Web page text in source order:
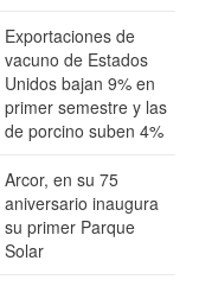
Exportaciones de
vacuno de Estados
Unidos bajan 9% en
primer semestre y las
de porcino suben 4%
Arcor, en su 75
aniversario inaugura
su primer Parque
Solar